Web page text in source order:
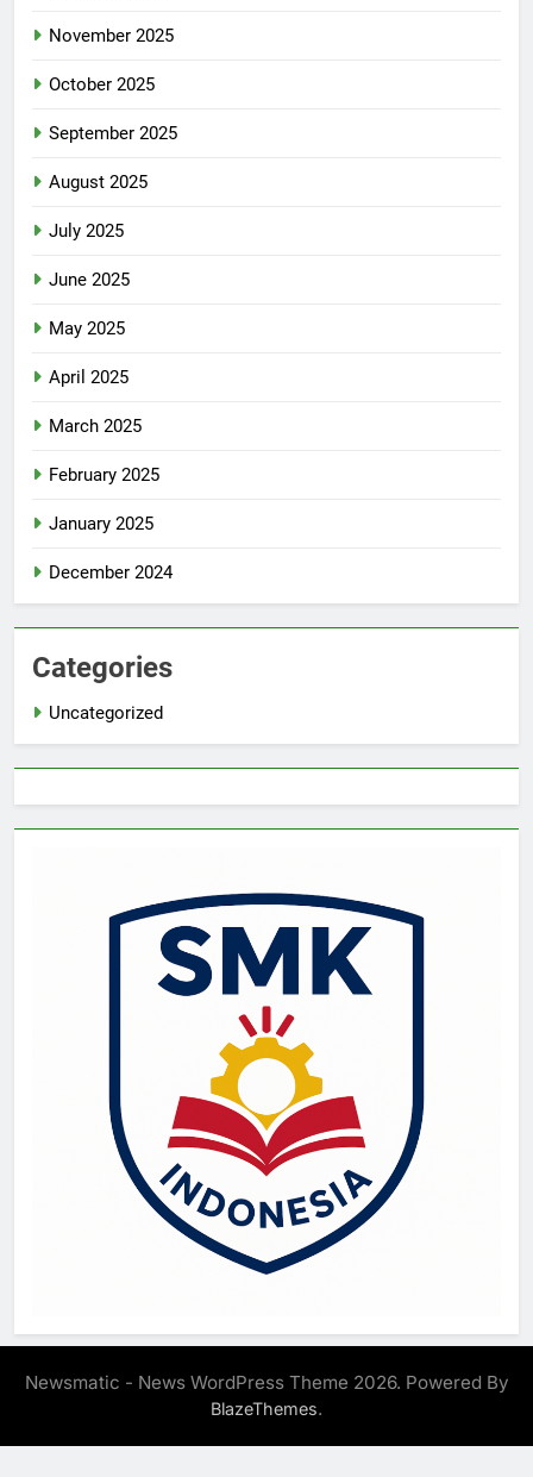
November 2025
October 2025
September 2025
August 2025
July 2025
June 2025
May 2025
April 2025
March 2025
February 2025
January 2025
December 2024
Categories
Uncategorized
Newsmatic - News WordPress Theme 2026. Powered By
BlazeThemes.